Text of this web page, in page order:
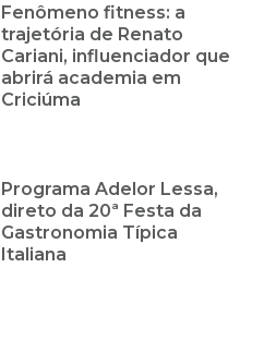
Fenômeno fitness: a
trajetória de Renato
Cariani, influenciador que
abrirá academia em
Criciúma
Programa Adelor Lessa,
direto da 20ª Festa da
Gastronomia Típica
Italiana